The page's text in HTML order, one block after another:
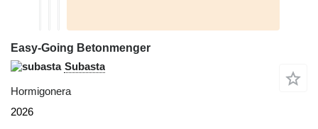
Easy-Going Betonmenger
Subasta
Hormigonera
2026